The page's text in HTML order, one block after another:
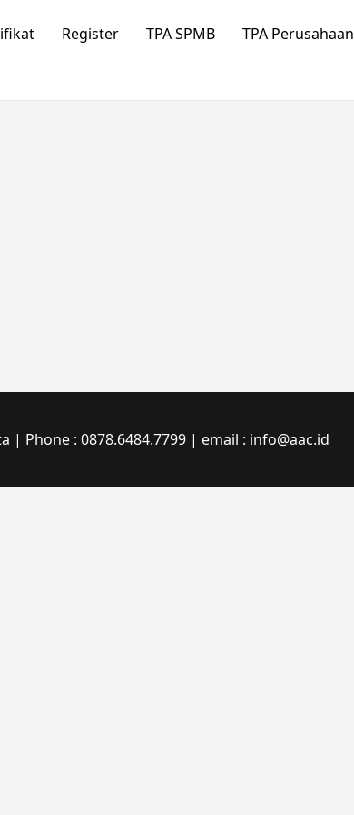
Register TPA SPMB TPA Perusahaan
| Phone : 0878.6484.7799 | email : info@aac.id